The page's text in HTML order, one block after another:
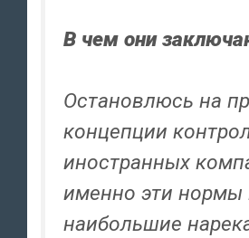
В чем они
Остановлюсь на
концепции
иностранных
именно эти
наибольшие